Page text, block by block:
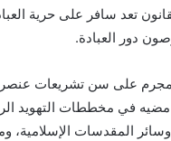
تعد سافر على حرية
دور العبادة.
على سن تشريعات
في مخططات التهويد
المقدسات الإسلامية،